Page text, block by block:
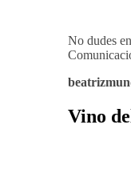
No dudes
Vino